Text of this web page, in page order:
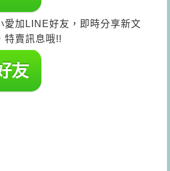
愛加LINE好友，即時分享新文
特賣訊息哦!!